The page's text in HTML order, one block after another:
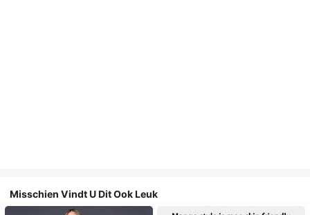
Misschien Vindt U Dit Ook Leuk